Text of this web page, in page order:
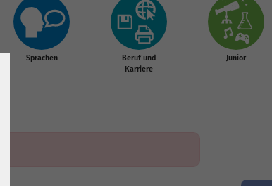
Sprachen
Beruf und
Karriere
Junior